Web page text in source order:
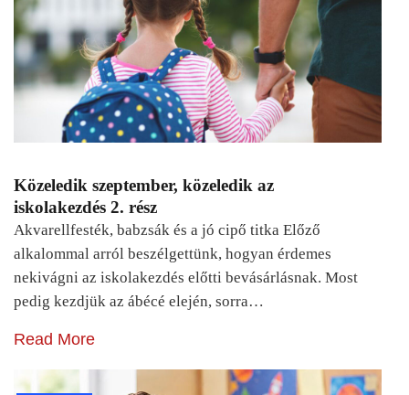
Közeledik szeptember, közeledik az
iskolakezdés 2. rész
Akvarellfesték, babzsák és a jó cipő titka Előző
alkalommal arról beszélgettünk, hogyan érdemes
nekivágni az iskolakezdés előtti bevásárlásnak. Most
pedig kezdjük az ábécé elején, sorra…
Read More